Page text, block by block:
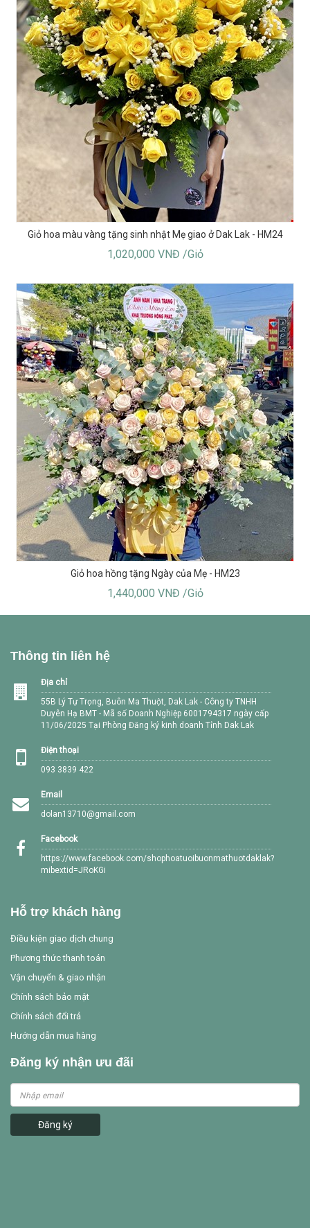
Giỏ hoa màu vàng tặng sinh nhật Mẹ giao ở Dak Lak - HM24
1,020,000 VNĐ /Giỏ
Giỏ hoa hồng tặng Ngày của Mẹ - HM23
1,440,000 VNĐ /Giỏ
Thông tin liên hệ
Địa chỉ
55B Lý Tự Trọng, Buôn Ma Thuột, Dak Lak - Công ty TNHH
Duyên Hạ BMT - Mã số Doanh Nghiệp 6001794317 ngày cấp
11/06/2025 Tại Phòng Đăng ký kinh doanh Tỉnh Dak Lak
Điện thoại
093 3839 422
Email
dolan13710@gmail.com
Facebook
https://www.facebook.com/shophoatuoibuonmathuotdaklak?
mibextid=JRoKGi
Hỗ trợ khách hàng
Điều kiện giao dịch chung
Phương thức thanh toán
Vận chuyển & giao nhận
Chính sách bảo mật
Chính sách đổi trả
Hướng dẫn mua hàng
Đăng ký nhận ưu đãi
Đăng ký